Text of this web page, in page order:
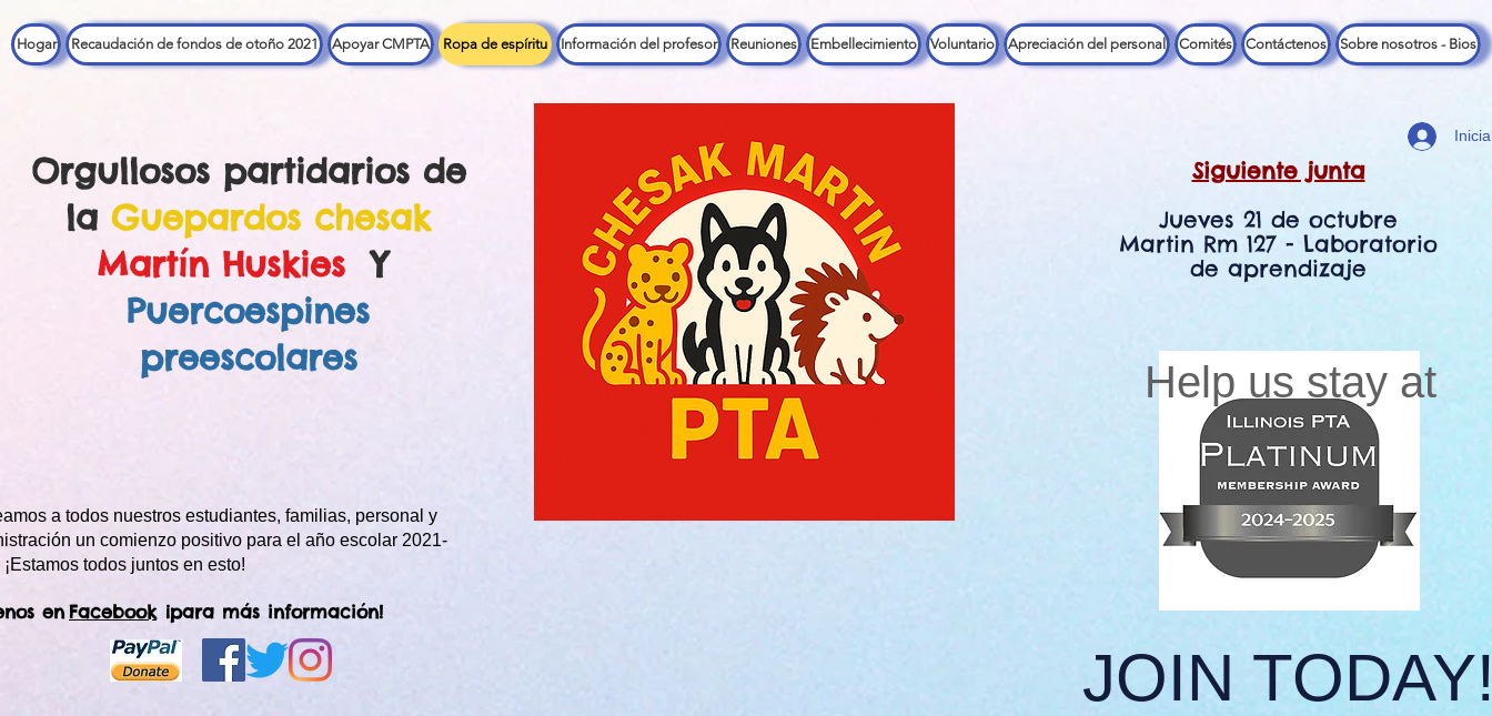
Hogar Recaudación de fondos de otoño 2021 Apoyar CMPTA Ropa de espíritu Información del profesor Reuniones Embellecimiento Voluntario Apreciación del personal Comités Contáctenos Sobre nosotros - Bios
Orgullosos partidarios de
la Guepardos chesak
Martín Huskies
Y
Puercoespines
preescolares
a todos nuestros estudiantes, familias, personal y
un comienzo positivo para el año escolar 2021-
todos juntos en esto!
en Facebook ¡para más información!
Siguiente junta
Jueves 21 de octubre
Martin Rm 127 - Laboratorio
de aprendizaje
Help us stay at
JOIN